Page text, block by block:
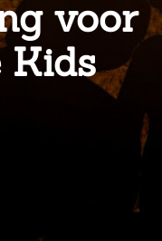
voor
Kids